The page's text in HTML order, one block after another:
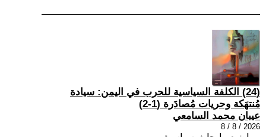
(24) الكلفة السياسية للحرب في اليمن: سيادة
مُنتهَكة وحريات مُصادَرة (1-2)
عيبان محمد السامعي
2026 / 8 / 8